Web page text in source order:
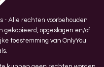
- Alle rechten voorbehouden
gekopieerd, opgeslagen en/of
toestemming van OnlyYou